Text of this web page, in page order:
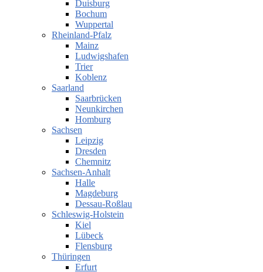
Duisburg
Bochum
Wuppertal
Rheinland-Pfalz
Mainz
Ludwigshafen
Trier
Koblenz
Saarland
Saarbrücken
Neunkirchen
Homburg
Sachsen
Leipzig
Dresden
Chemnitz
Sachsen-Anhalt
Halle
Magdeburg
Dessau-Roßlau
Schleswig-Holstein
Kiel
Lübeck
Flensburg
Thüringen
Erfurt